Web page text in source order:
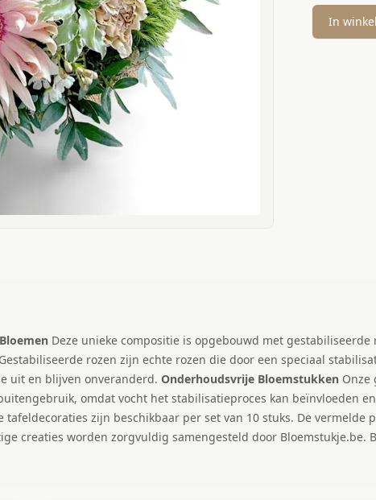
In
Deze unieke compositie is opgebouwd met
Gestabiliseerde rozen zijn echte rozen die door een speciaal
uit en blijven onveranderd. Onderhoudsvrije Bloemstukken Onze
omdat vocht het stabilisatieproces kan beïnvloeden
tafeldecoraties zijn beschikbaar per set van 10 stuks. De vermelde
creaties worden zorgvuldig samengesteld door Bloemstukje.be.